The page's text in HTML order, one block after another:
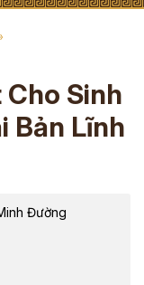
Cho Sinh
Bản Lĩnh
Đường